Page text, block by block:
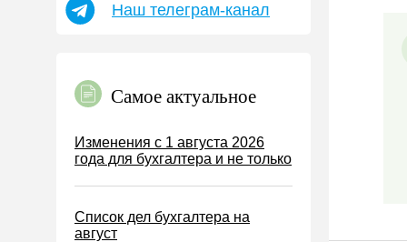
УСН
Земельный налог
Налог на рекламу
Торговый сбор
Туристический налог
Наш телеграм-канал
Самое актуальное
Изменения с 1 августа 2026
года для бухгалтера и не только
Список дел бухгалтера на
август